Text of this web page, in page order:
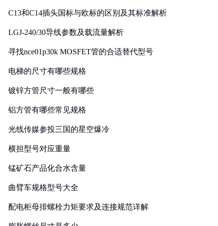
C13和C14插头国标与欧标的区别及其标准解析
LGJ-240/30导线参数及载流量解析
寻找nce01p30k MOSFET管的合适替代型号
电梯的尺寸有哪些规格
镀锌方管尺寸一般有哪些
铝方管有哪些常见规格
光线传媒参投三国的星空爆冷
横担型号对应重量
锰矿石产品化合水含量
曲臂车规格型号大全
配电柜母排螺栓力矩要求及连接规范详解